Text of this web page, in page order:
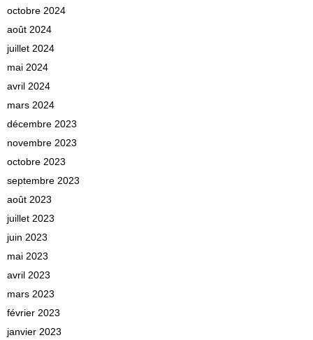
octobre 2024
août 2024
juillet 2024
mai 2024
avril 2024
mars 2024
décembre 2023
novembre 2023
octobre 2023
septembre 2023
août 2023
juillet 2023
juin 2023
mai 2023
avril 2023
mars 2023
février 2023
janvier 2023